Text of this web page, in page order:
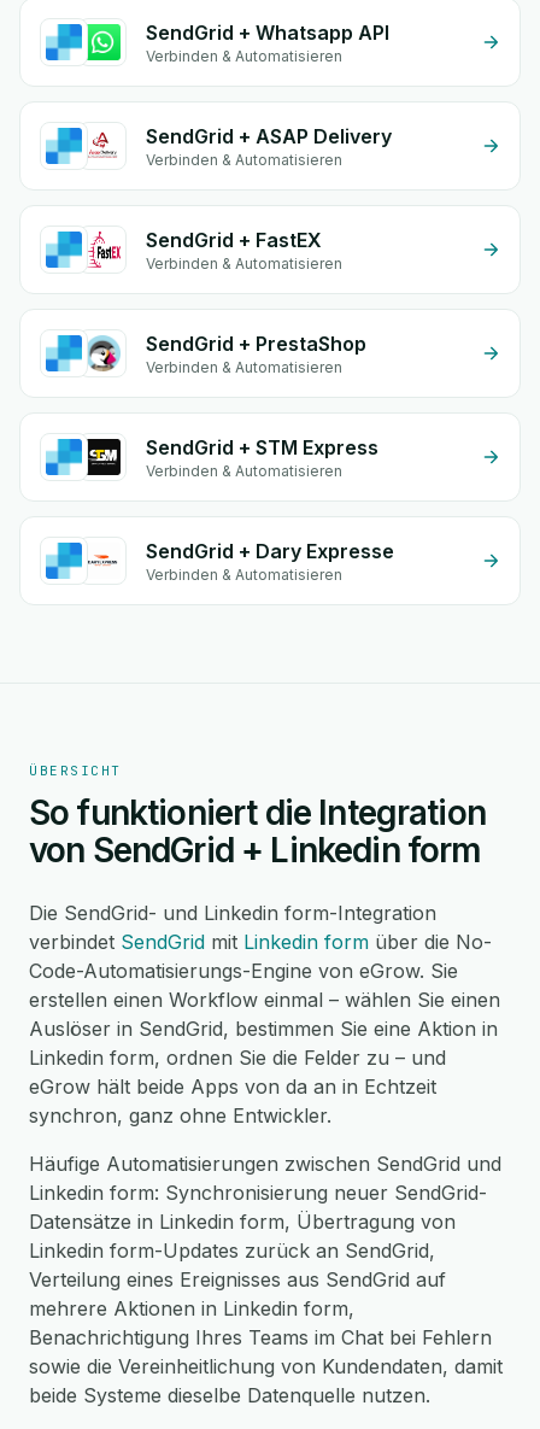
SendGrid + Whatsapp API
Verbinden & Automatisieren
SendGrid + ASAP Delivery
Verbinden & Automatisieren
SendGrid + FastEX
Verbinden & Automatisieren
SendGrid + PrestaShop
Verbinden & Automatisieren
SendGrid + STM Express
Verbinden & Automatisieren
SendGrid + Dary Expresse
Verbinden & Automatisieren
ÜBERSICHT
So funktioniert die Integration
von SendGrid + Linkedin form
Die SendGrid- und Linkedin form-Integration
verbindet SendGrid mit Linkedin form über die No-
Code-Automatisierungs-Engine von eGrow. Sie
erstellen einen Workflow einmal – wählen Sie einen
Auslöser in SendGrid, bestimmen Sie eine Aktion in
Linkedin form, ordnen Sie die Felder zu – und
eGrow hält beide Apps von da an in Echtzeit
synchron, ganz ohne Entwickler.
Häufige Automatisierungen zwischen SendGrid und
Linkedin form: Synchronisierung neuer SendGrid-
Datensätze in Linkedin form, Übertragung von
Linkedin form-Updates zurück an SendGrid,
Verteilung eines Ereignisses aus SendGrid auf
mehrere Aktionen in Linkedin form,
Benachrichtigung Ihres Teams im Chat bei Fehlern
sowie die Vereinheitlichung von Kundendaten, damit
beide Systeme dieselbe Datenquelle nutzen.